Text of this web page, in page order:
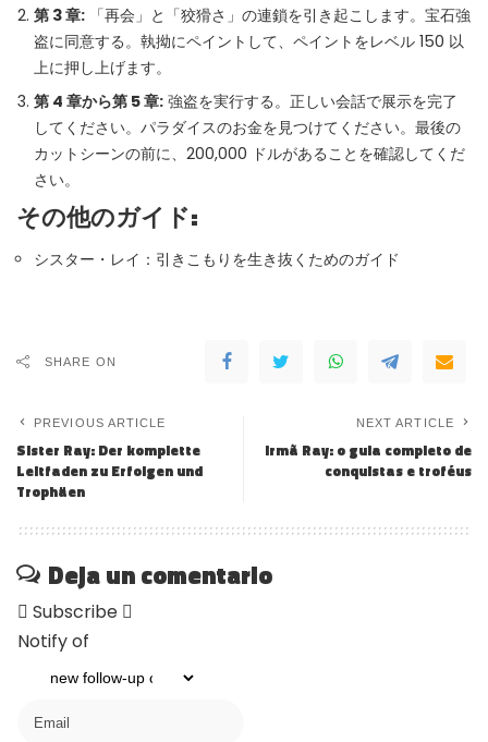
第 3 章: 「再会」と「狡猾さ」の連鎖を引き起こします。宝石強
盗に同意する。執拗にペイントして、ペイントをレベル 150 以
上に押し上げます。
第 4 章から第 5 章: 強盗を実行する。正しい会話で展示を完了
してください。パラダイスのお金を見つけてください。最後の
カットシーンの前に、200,000 ドルがあることを確認してくだ
さい。
その他のガイド:
シスター・レイ：引きこもりを生き抜くためのガイド
SHARE ON
PREVIOUS ARTICLE
Sister Ray: Der komplette
Leitfaden zu Erfolgen und
Trophäen
NEXT ARTICLE
Irmã Ray: o guia completo de
conquistas e troféus
Deja un comentario
Subscribe
Notify of